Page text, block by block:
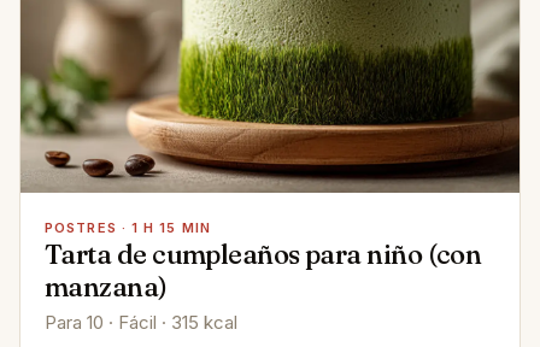
POSTRES · 1 H 15 MIN
Tarta de cumpleaños para niño (con
manzana)
Para 10 · Fácil · 315 kcal